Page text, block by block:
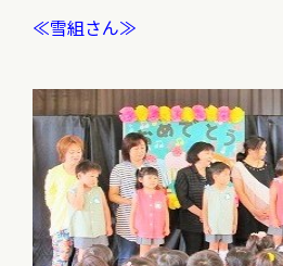
≪雪組さん≫